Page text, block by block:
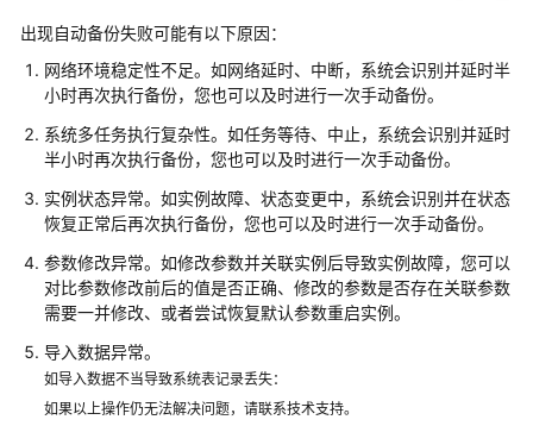
介
绍
计
费
说
明
快
速
入
内
核
出现自动备份失败可能有以下原因：
网络环境稳定性不足。如网络延时、中断，系统会识别并延时半
小时再次执行备份，您也可以及时进行一次手动备份。
系统多任务执行复杂性。如任务等待、中止，系统会识别并延时
半小时再次执行备份，您也可以及时进行一次手动备份。
实例状态异常。如实例故障、状态变更中，系统会识别并在状态
恢复正常后再次执行备份，您也可以及时进行一次手动备份。
参数修改异常。如修改参数并关联实例后导致实例故障，您可以
对比参数修改前后的值是否正确、修改的参数是否存在关联参数
需要一并修改、或者尝试恢复默认参数重启实例。
导入数据异常。
如导入数据不当导致系统表记录丢失：
如果以上操作仍无法解决问题，请联系技术支持。